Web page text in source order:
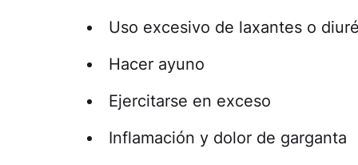
Uso excesivo de laxantes o
Hacer ayuno
Ejercitarse en exceso
Inflamación y dolor de garganta